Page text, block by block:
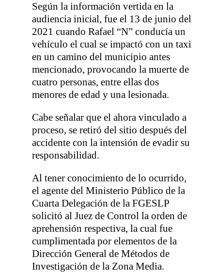
Según la información vertida en la
audiencia inicial, fue el 13 de junio del
2021 cuando Rafael “N” conducía un
vehículo el cual se impactó con un taxi
en un camino del municipio antes
mencionado, provocando la muerte de
cuatro personas, entre ellas dos
menores de edad y una lesionada.
Cabe señalar que el ahora vinculado a
proceso, se retiró del sitio después del
accidente con la intensión de evadir su
responsabilidad.
Al tener conocimiento de lo ocurrido,
el agente del Ministerio Público de la
Cuarta Delegación de la FGESLP
solicitó al Juez de Control la orden de
aprehensión respectiva, la cual fue
cumplimentada por elementos de la
Dirección General de Métodos de
Investigación de la Zona Media.